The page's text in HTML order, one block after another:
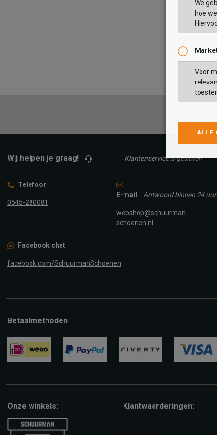
Wil je ook
grappige
20.00 uur
Wij helpen je graag! Klantenservice is gesloten
Telefoon
0545-280081
E-mail Antwoord binnen 24 uur
webshop@schuurman-
schoenen.nl
Facebook chat
facebook.com/SchuurmanSchoenen
Betaalmethoden
Onze winkels: Klantwaarderingen:
We
hoe
Voor
ALLE